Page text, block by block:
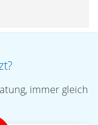
immer gleich